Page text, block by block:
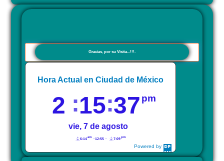
Gracias, por su Visita...!!!.
Powered by
DaysPedia.com
Hora Actual en Ciudad de México
2 15 38 pm
vie, 7 de agosto
6:14 am 12:55 7:09 pm